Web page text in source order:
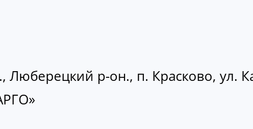
Люберецкий р-он., п. Красково, ул.